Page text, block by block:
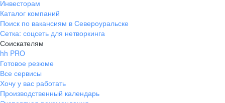
Инвесторам
Каталог компаний
Поиск по вакансиям в Североуральске
Сетка: соцсеть для нетворкинга
Соискателям
hh PRO
Готовое резюме
Все сервисы
Хочу у вас работать
Производственный календарь